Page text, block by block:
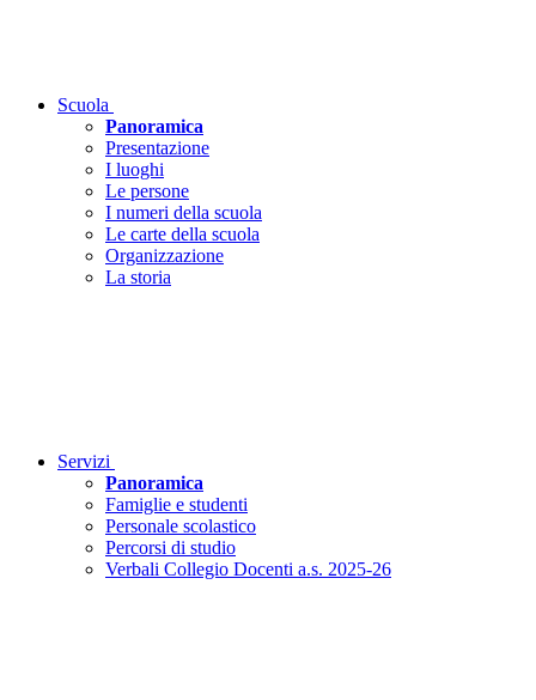
Scuola
Panoramica
Presentazione
I luoghi
Le persone
I numeri della scuola
Le carte della scuola
Organizzazione
La storia
Servizi
Panoramica
Famiglie e studenti
Personale scolastico
Percorsi di studio
Verbali Collegio Docenti a.s. 2025-26